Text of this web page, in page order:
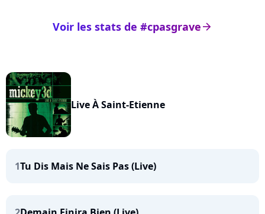
arrow_right
Voir les stats de #cpasgrave
Live À Saint-Etienne
1Tu Dis Mais Ne Sais Pas (Live)